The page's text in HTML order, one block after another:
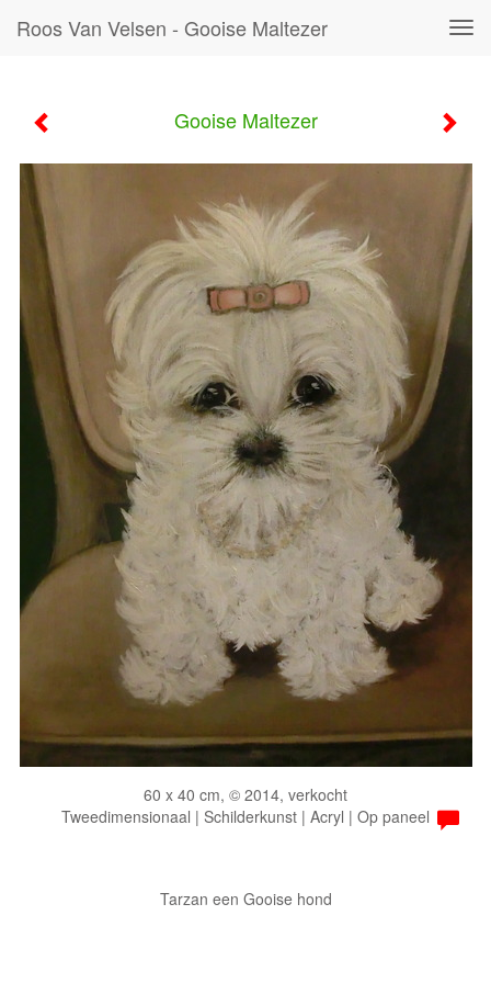
Roos Van Velsen - Gooise Maltezer
Gooise Maltezer
60 x 40 cm, © 2014, verkocht
Tweedimensionaal | Schilderkunst | Acryl | Op paneel
Tarzan een Gooise hond